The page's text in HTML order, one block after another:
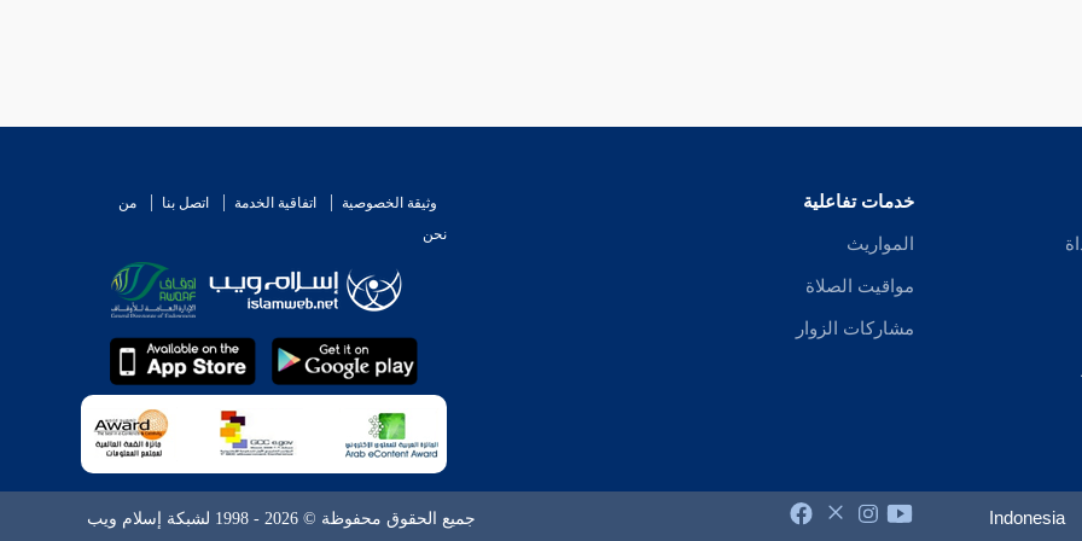
خدمات تفاعلية
المواريث
مواقيت الصلاة
مشاركات الزوار
وثيقة الخصوصية اتفاقية الخدمة اتصل بنا
من
نحن
Indonesia جميع الحقوق محفوظة © 2026 - 1998 لشبكة إسلام ويب